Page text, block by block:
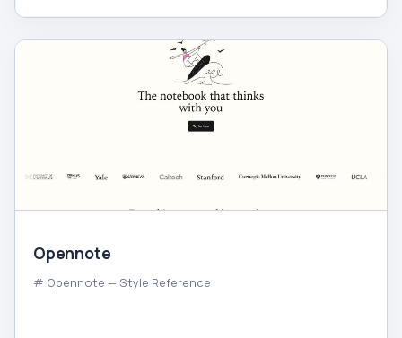
Opennote
# Opennote — Style Reference